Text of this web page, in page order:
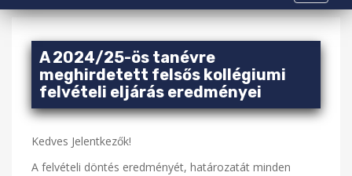
o
A 2024/25-ös tanévre
meghirdetett felsős kollégiumi
felvételi eljárás eredményei
Kedves Jelentkezők!
A felvételi döntés eredményét, határozatát minden